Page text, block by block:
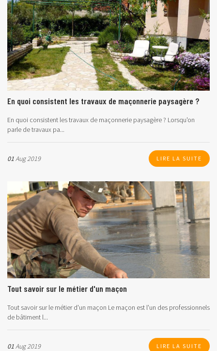
En quoi consistent les travaux de maçonnerie paysagère ?
En quoi consistent les travaux de maçonnerie paysagère ? Lorsqu'on
parle de travaux pa...
01Aug 2019 LIRE LA SUITE
Tout savoir sur le métier d'un maçon
Tout savoir sur le métier d'un maçon Le maçon est l'un des professionnels
de bâtiment l...
01Aug 2019 LIRE LA SUITE